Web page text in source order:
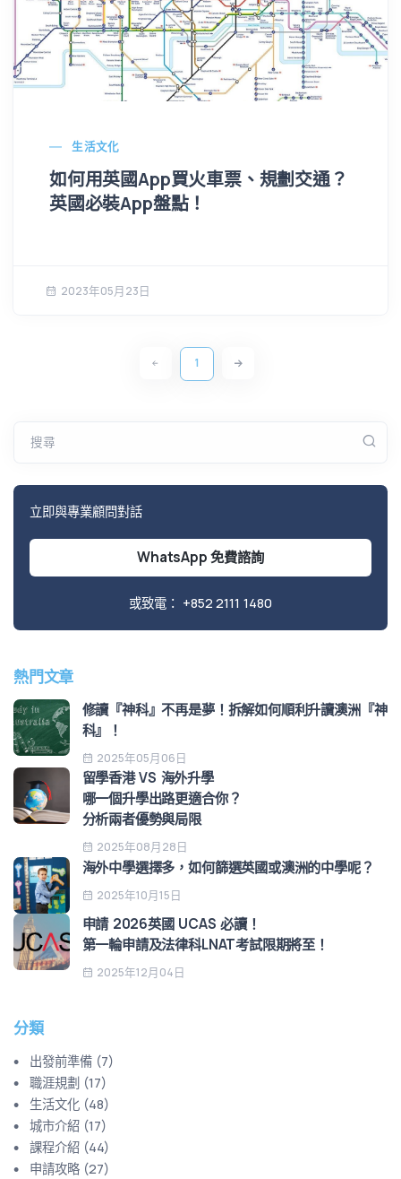
生活文化
如何用英國App買火車票、規劃交通？
英國必裝App盤點！
2023年05月23日
1
搜尋
立即與專業顧問對話
WhatsApp 免費諮詢
或致電： +852 2111 1480
熱門文章
修讀『神科』不再是夢！拆解如何順利升讀澳洲『神
科』！
2025年05月06日
留學香港 VS 海外升學
哪一個升學出路更適合你？
分析兩者優勢與局限
2025年08月28日
海外中學選擇多，如何篩選英國或澳洲的中學呢？
2025年10月15日
申請 2026英國 UCAS 必讀！
第一輪申請及法律科LNAT考試限期將至！
2025年12月04日
分類
出發前準備 (7)
職涯規劃 (17)
生活文化 (48)
城市介紹 (17)
課程介紹 (44)
申請攻略 (27)